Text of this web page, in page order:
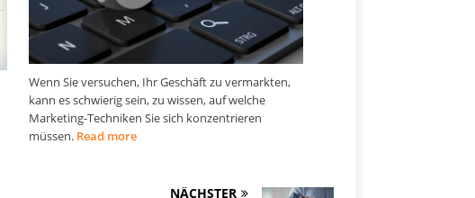
Wenn Sie versuchen, Ihr Geschäft zu vermarkten,
kann es schwierig sein, zu wissen, auf welche
Marketing-Techniken Sie sich konzentrieren
müssen. Read more
NÄCHSTER